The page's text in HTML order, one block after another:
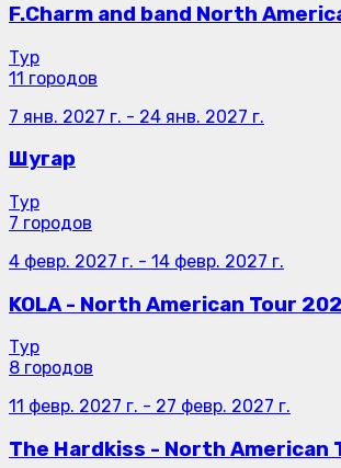
F.Charm and band North
Тур
11 городов
7 янв. 2027 г. - 24 янв. 2027 г.
Шугар
Тур
7 городов
4 февр. 2027 г. - 14 февр. 2027 г.
KOLA - North American Tour
Тур
8 городов
11 февр. 2027 г. - 27 февр. 2027 г.
The Hardkiss - North American